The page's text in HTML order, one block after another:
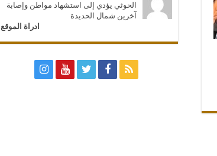
الحوثي يؤدي إلى استشهاد مواطن وإصابة
آخرين شمال الحديدة
ادراة الموقع